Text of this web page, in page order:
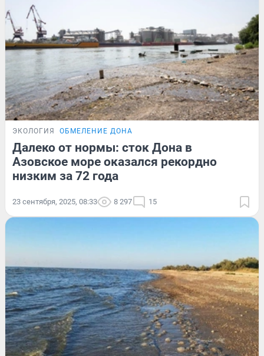
ЭКОЛОГИЯ ОБМЕЛЕНИЕ ДОНА
Далеко от нормы: сток Дона в
Азовское море оказался рекордно
низким за 72 года
23 сентября, 2025, 08:33 8 297 15